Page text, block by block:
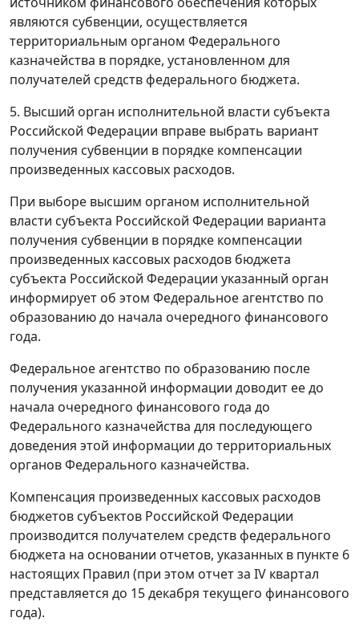
являются субвенции, осуществляется
территориальным органом Федерального
казначейства в порядке, установленном для
получателей средств федерального бюджета.
5. Высший орган исполнительной власти субъекта
Российской Федерации вправе выбрать вариант
получения субвенции в порядке компенсации
произведенных кассовых расходов.
При выборе высшим органом исполнительной
власти субъекта Российской Федерации варианта
получения субвенции в порядке компенсации
произведенных кассовых расходов бюджета
субъекта Российской Федерации указанный орган
информирует об этом Федеральное агентство по
образованию до начала очередного финансового
года.
Федеральное агентство по образованию после
получения указанной информации доводит ее до
начала очередного финансового года до
Федерального казначейства для последующего
доведения этой информации до территориальных
органов Федерального казначейства.
Компенсация произведенных кассовых расходов
бюджетов субъектов Российской Федерации
производится получателем средств федерального
бюджета на основании отчетов, указанных в пункте 6
настоящих Правил (при этом отчет за IV квартал
представляется до 15 декабря текущего финансового
года).